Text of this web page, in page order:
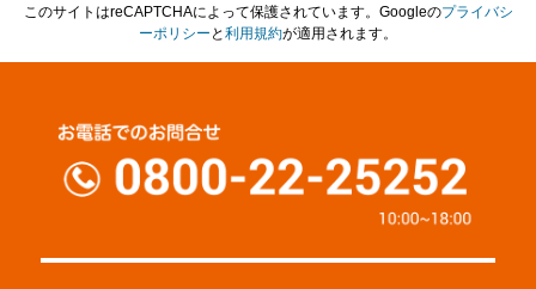
このサイトはreCAPTCHAによって保護されています。Googleのプライバシ
ーポリシー と利用規約が適用されます。